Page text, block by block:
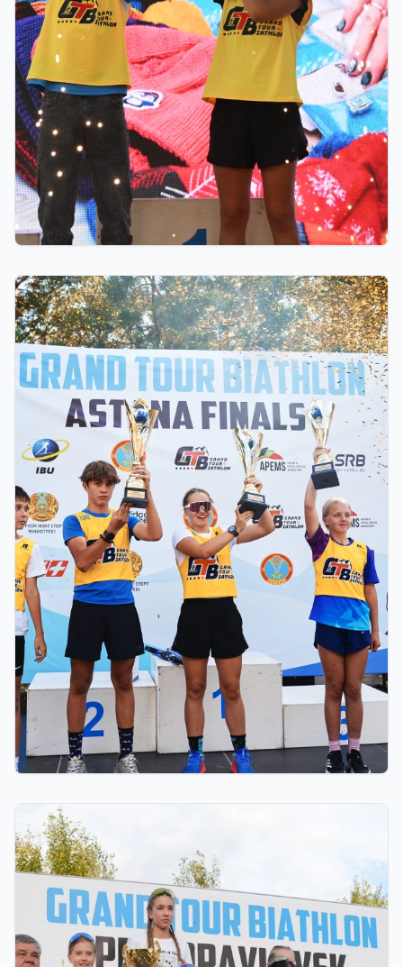
10 миллионов тенге областям, премии от
Ербола Хамитова и хрустальные кубки: как
прошел финал GRAND TOUR BIATHLON в
Астане
ФИНАЛ: В АСТАНЕ ПРОЙДЕТ
ЗАКЛЮЧИТЕЛЬНЫЙ ЭТАП GRAND TOUR
BIATHLON